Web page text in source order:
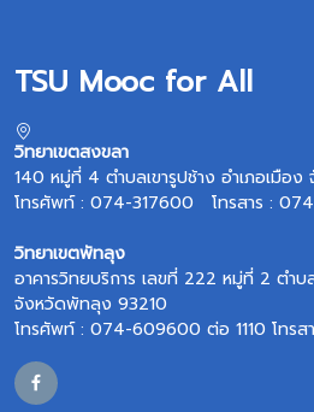
TSU Mooc for All
วิทยาเขตสงขลา
140 หมู่ที่ 4 ตำบลเขารูปช้าง อำเภอเมือ
โทรศัพท์ : 074-317600 โทรสาร :
วิทยาเขตพัทลุง
อาคารวิทยบริการ เลขที่ 222 หมู่ที่ 2 ตำบ
จังหวัดพัทลุง 93210
โทรศัพท์ : 074-609600 ต่อ 1110 โทร